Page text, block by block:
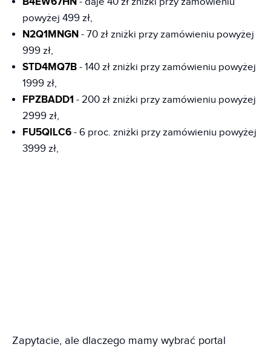
powyżej 499 zł,
N2Q1MNGN - 70 zł zniżki przy zamówieniu powyżej
999 zł,
STD4MQ7B - 140 zł zniżki przy zamówieniu powyżej
1999 zł,
FPZBADD1 - 200 zł zniżki przy zamówieniu powyżej
2999 zł,
FU5QILC6 - 6 proc. zniżki przy zamówieniu powyżej
3999 zł,
Zapytacie, ale dlaczego mamy wybrać portal